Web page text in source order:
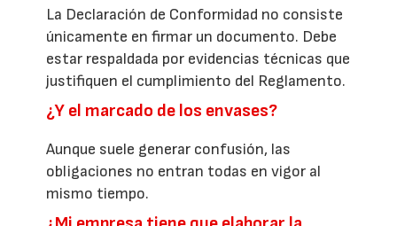
La Declaración de Conformidad no consiste
únicamente en firmar un documento. Debe
estar respaldada por evidencias técnicas que
justifiquen el cumplimiento del Reglamento.
¿Y el marcado de los envases?
Aunque suele generar confusión, las
obligaciones no entran todas en vigor al
mismo tiempo.